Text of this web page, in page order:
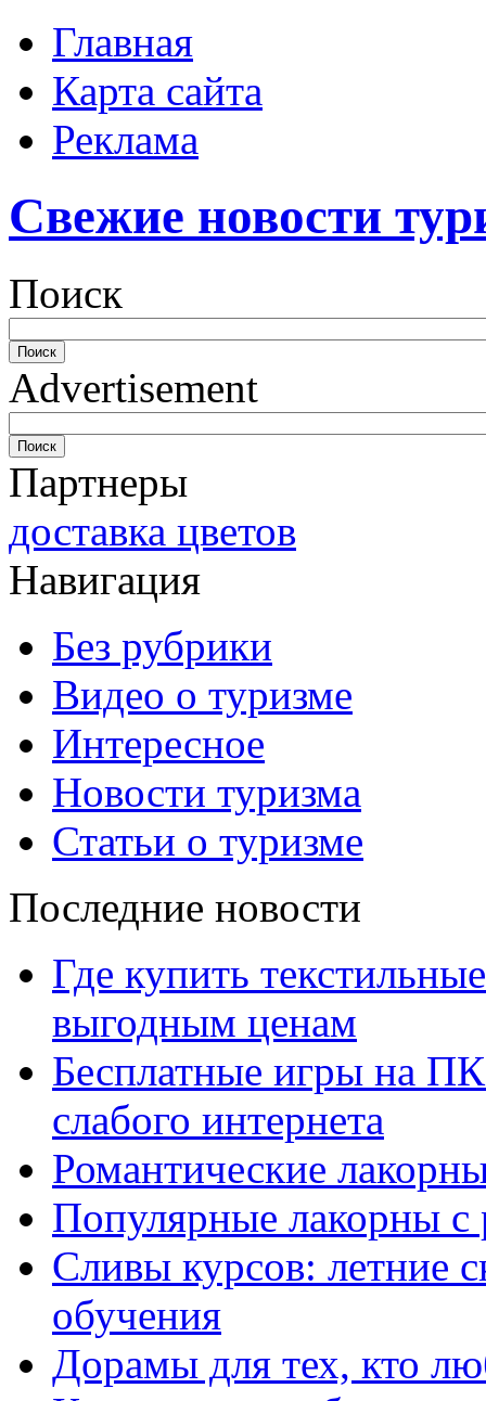
Главная
Карта сайта
Реклама
Свежие новости
Поиск
Advertisement
Партнеры
доставка цветов
Навигация
Без рубрики
Видео о туризме
Интересное
Новости туризма
Статьи о туризме
Последние новости
Где купить
выгодным ценам
Бесплатные игры на
слабого интернета
Романтические
Популярные лакорны с
Сливы курсов: летние
обучения
Дорамы для тех, кто